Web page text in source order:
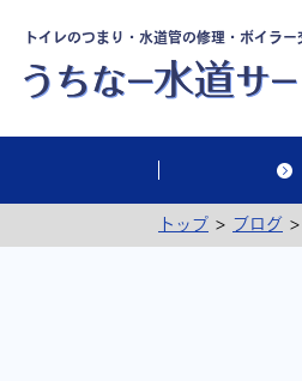
トイレのつまり・水道管の修理・ボイラ
トップ > ブログ >